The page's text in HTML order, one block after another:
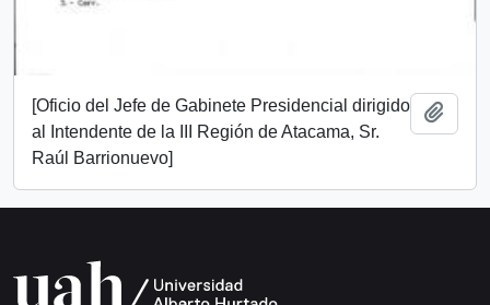
[Oficio del Jefe de Gabinete Presidencial dirigido
al Intendente de la III Región de Atacama, Sr.
Raúl Barrionuevo]